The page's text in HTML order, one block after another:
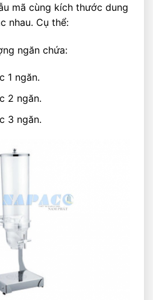
mã cùng kích thước dung
nhau. Cụ thể:
ngăn chứa:
1 ngăn.
2 ngăn.
3 ngăn.